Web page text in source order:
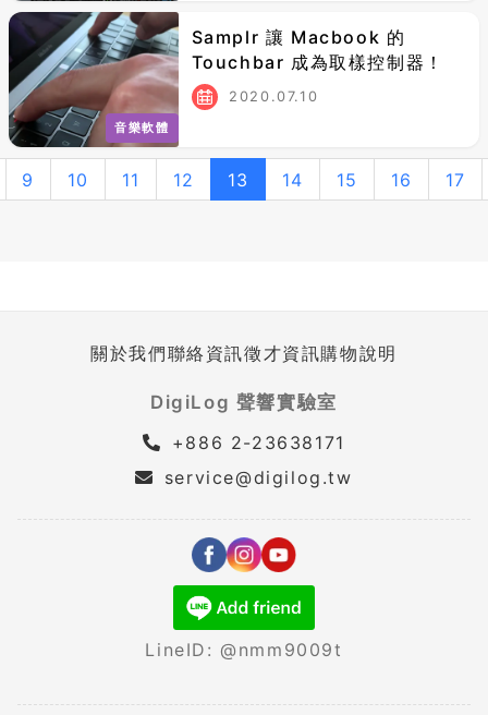
音樂軟體
Samplr 讓 Macbook 的
Touchbar 成為取樣控制器！
2020.07.10
9 10 11 12 13 14 15 16 17
關於我們聯絡資訊徵才資訊購物說明
DigiLog 聲響實驗室
+886 2-23638171
service@digilog.tw
LineID: @nmm9009t